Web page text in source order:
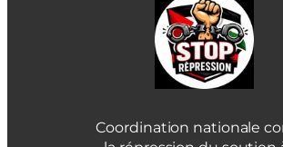
Coordination nationale